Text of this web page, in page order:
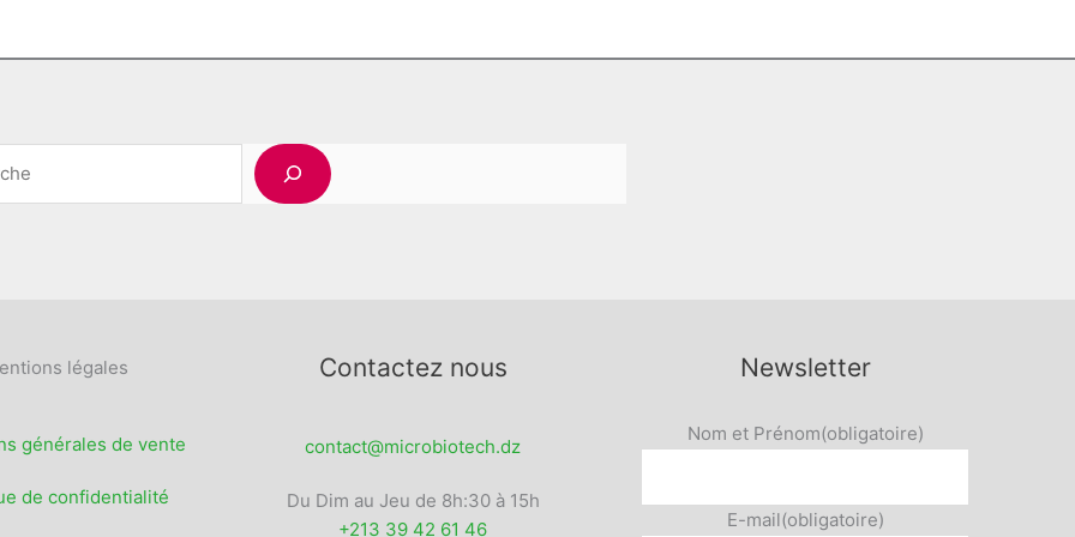
Rechercher
légales
générales de vente
de confidentialité
Contactez nous
contact@microbiotech.dz
Du Dim au Jeu de 8h:30 à 15h
+213 39 42 61 46
Newsletter
Nom et Prénom(obligatoire)
E-mail(obligatoire)